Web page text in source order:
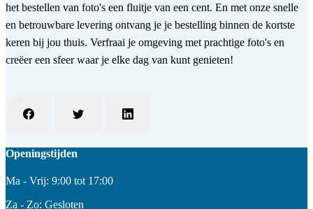
het bestellen van foto's een fluitje van een cent. En met onze snelle
en betrouwbare levering ontvang je je bestelling binnen de kortste
keren bij jou thuis. Verfraai je omgeving met prachtige foto's en
creëer een sfeer waar je elke dag van kunt genieten!
Openingstijden
Ma - Vrij: 9:00 tot 17:00
Za - Zo: Gesloten